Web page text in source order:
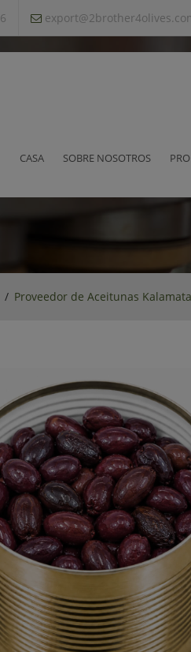
CASA SOBRE NOSOTROS
de Aceitunas
Proveedor de Aceitunas Kalamata